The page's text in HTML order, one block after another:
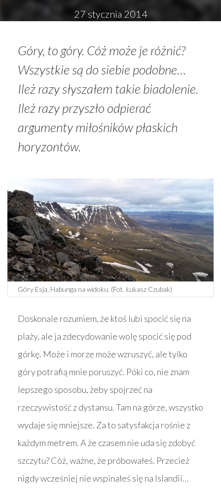
27 stycznia 2014
Góry, to góry. Cóż może je różnić?
Wszystkie są do siebie podobne…
Ileż razy słyszałem takie biadolenie.
Ileż razy przyszło odpierać
argumenty miłośników płaskich
horyzontów.
Góry Esja, Habunga na widoku. (Fot. Łukasz Czubak)
Doskonale rozumiem, że ktoś lubi spocić się na
plaży, ale ja zdecydowanie wolę spocić się pod
górkę. Może i morze może wzruszyć, ale tylko
góry potrafią mnie poruszyć. Póki co, nie znam
lepszego sposobu, żeby spojrzeć na
rzeczywistość z dystansu. Tam na górze, wszystko
wydaje się mniejsze. Za to satysfakcja rośnie z
każdym metrem. A że czasem nie uda się zdobyć
szczytu? Cóż, ważne, że próbowałeś. Przecież
nigdy wcześniej nie wspinałeś się na Islandii…